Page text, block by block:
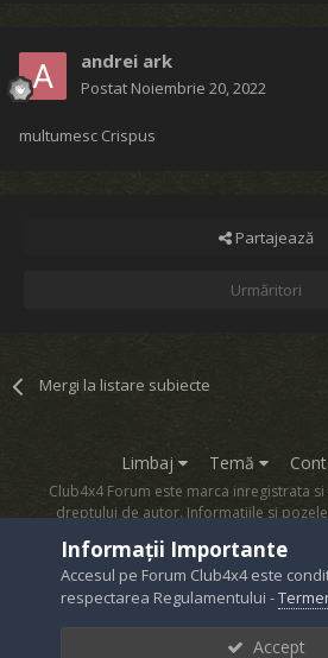
andrei ark
Postat Noiembrie 20, 2022
multumesc Crispus
Partajează
Urmăritori
Mergi la listare subiecte
Limbaj Temă
Club4x4 Forum este marca inregistrata
dreptului de autor. Informatiile si
Powered by Invision
Informații Importante
Accesul pe Forum Club4x4 este
respectarea Regulamentului -
Accept